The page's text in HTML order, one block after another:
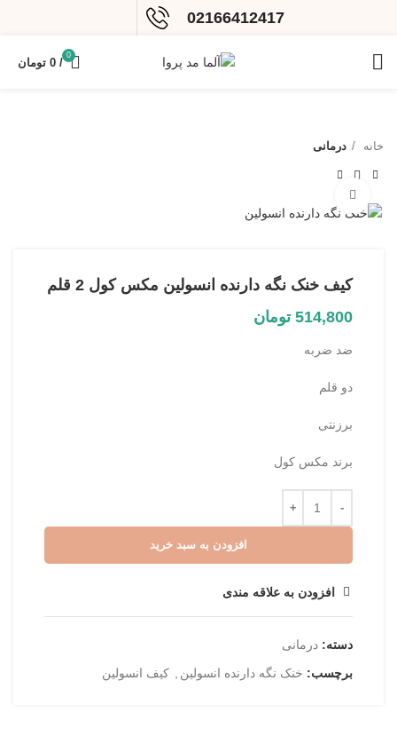
02166412417
0
/
0 تومان
خانه درمانی
کیف خنک نگه دارنده انسولین مکس کول 2 قلم
514,800 تومان
ضد ضربه
دو قلم
برزنتی
برند مکس کول
افزودن به سبد خرید
افزودن به علاقه مندی
دسته: درمانی
برچسب: خنک نگه دارنده انسولین کیف انسولین